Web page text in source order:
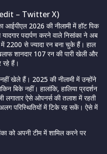
– Twitter X)
आईपीएल 2026 की नीलामी में हॉट पिक
पदार्पण करने वाले निसांका ने अब
से ज्यादा रन बना चुके हैं। हाल
शानदार 107 रन की पारी खेली और
रहे हैं।
खेले हैं। 2025 की नीलामी में उन्होंने
बिके नहीं। हालांकि, हालिया प्रदर्शन
लगातार ऐसे ओपनर्स की तलाश में रहती
परिस्थितियों में टिके रह सकें। ऐसे में
को अपनी टीम में शामिल करने पर